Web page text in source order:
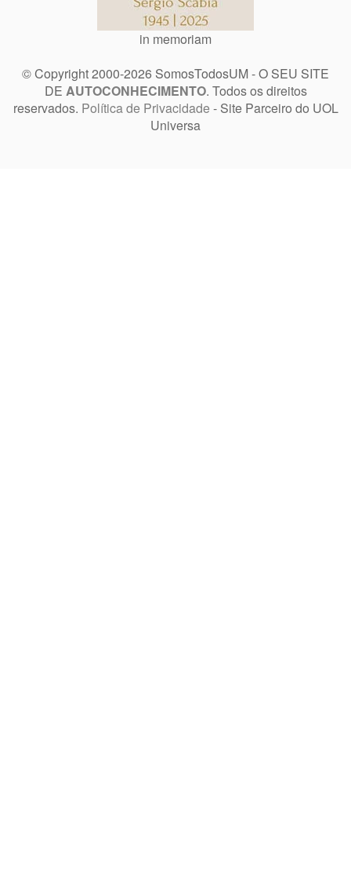
in memoriam
© Copyright 2000-2026 SomosTodosUM - O SEU SITE
DE AUTOCONHECIMENTO. Todos os direitos
reservados. Política de Privacidade - Site Parceiro do UOL
Universa